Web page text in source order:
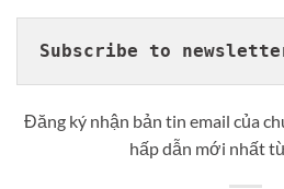
Subscribe to
Đăng ký nhận bản tin email của
hấp dẫn mới nhất